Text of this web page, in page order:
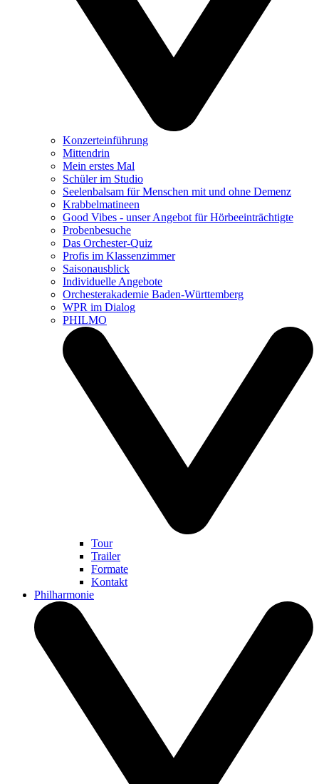
Konzerteinführung
Mittendrin
Mein erstes Mal
Schüler im Studio
Seelenbalsam für Menschen mit und ohne Demenz
Krabbelmatineen
Good Vibes - unser Angebot für Hörbeeinträchtigte
Probenbesuche
Das Orchester-Quiz
Profis im Klassenzimmer
Saisonausblick
Individuelle Angebote
Orchesterakademie Baden-Württemberg
WPR im Dialog
PHILMO
Tour
Trailer
Formate
Kontakt
Philharmonie